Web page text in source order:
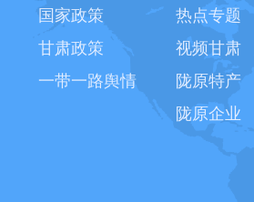
国家政策
甘肃政策
一带一路舆情
热点专题
视频甘肃
陇原特产
陇原企业